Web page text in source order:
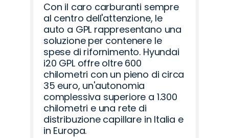
Con il caro carburanti sempre
al centro dell'attenzione, le
auto a GPL rappresentano una
soluzione per contenere le
spese di rifornimento. Hyundai
i20 GPL offre oltre 600
chilometri con un pieno di circa
35 euro, un'autonomia
complessiva superiore a 1.300
chilometri e una rete di
distribuzione capillare in Italia e
in Europa.